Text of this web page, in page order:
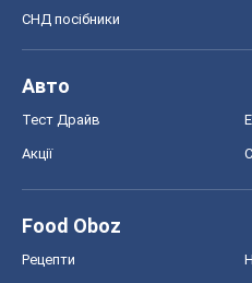
СНД посібники
Авто
Тест Драйв
Акції
Food Oboz
Рецепти